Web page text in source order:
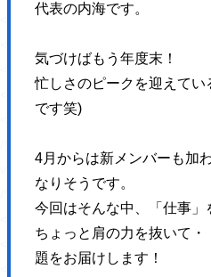
代表の内海です。
気づけばもう年度末！
忙しさのピークを迎えてい
です笑)
4月からは新メンバーも加
なりそうです。
今回はそんな中、「仕事」
ちょっと肩の力を抜いて
題をお届けします！
<script type='text/javascript'
<script type='text/javascript'
<script type='text/javascript'
<script type='text/javascript'
var rlArgs =
</script>
<script type='text/javascript'
<script type='text/javascript'